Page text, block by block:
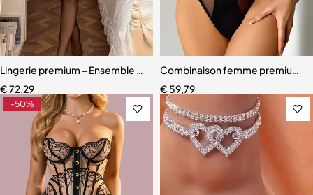
Lingerie premium – Ensemble en dentelle brodée avec porte-
€72,29
Combinaison femme premium
€ 59,79
-50%